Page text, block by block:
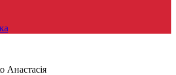
Анастасія